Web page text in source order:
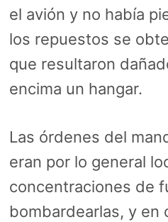
el avión y no había
los repuestos se
que resultaron
encima un hangar.
Las órdenes del
eran por lo general
concentraciones de
bombardearlas, y en